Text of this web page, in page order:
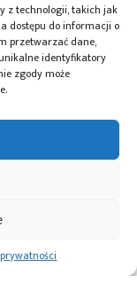
z technologii, takich jak
dostępu do informacji o
przetwarzać dane,
identyfikatory
zgody może
taśma –
i ESG